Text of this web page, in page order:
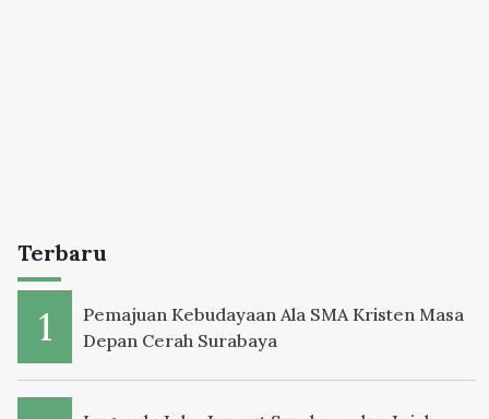
Terbaru
Pemajuan Kebudayaan Ala SMA Kristen Masa
Depan Cerah Surabaya